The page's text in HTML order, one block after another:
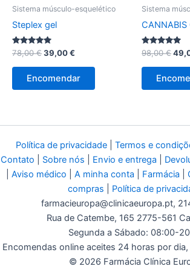
Sistema músculo-esquelético
Steplex gel
Avaliação
5.00
de 5
78,00€O
original
era:
39,00€
é:
Encomendar
Sistema
CANNABIS
Avaliação
5.00
de 5
98,00€O
era:
Política de privacidade Termos e
Contato
Sobre nós Envio e entrega
Aviso médico A minha conta Farmácia
compras
Política de
farmacieuropa@clinicaeuropa.pt,
Rua de Catembe, 165 2775-561
Segunda a Sábado: 08:00-
Encomendas online aceites 24 horas por
© 2026 Farmácia Clínica